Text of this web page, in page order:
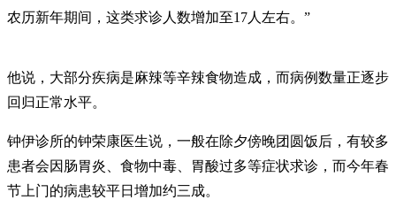
农历新年期间，这类求诊人数增加至17人左右。”
他说，大部分疾病是麻辣等辛辣食物造成，而病例数量正逐步
回归正常水平。
钟伊诊所的钟荣康医生说，一般在除夕傍晚团圆饭后，有较多
患者会因肠胃炎、食物中毒、胃酸过多等症状求诊，而今年春
节上门的病患较平日增加约三成。